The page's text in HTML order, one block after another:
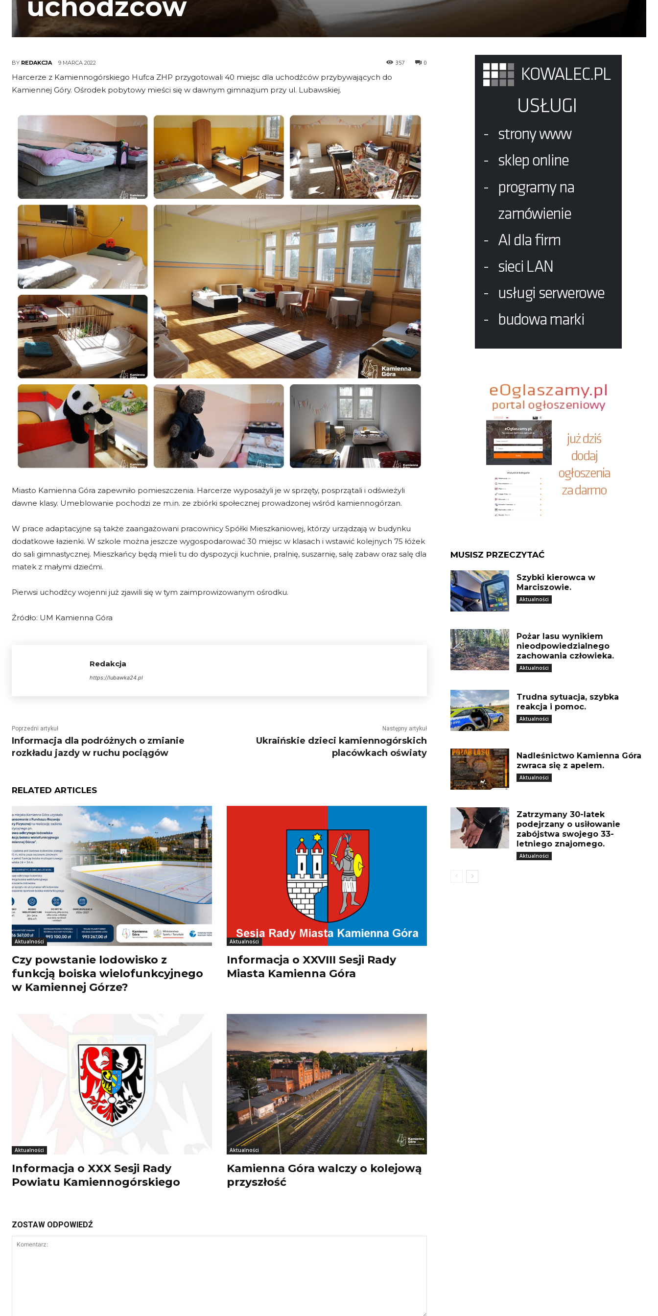
uchodzców
BY REDAKCJA 9 MARCA 2022 0
357
Harcerze z Kamiennogórskiego Hufca ZHP przygotowali 40 miejsc dla uchodźców przybywających do
Kamiennej Góry. Ośrodek pobytowy mieści się w dawnym gimnazjum przy ul. Lubawskiej.
Miasto Kamienna Góra zapewniło pomieszczenia. Harcerze wyposażyli je w sprzęty, posprzątali i odświeżyli
dawne klasy. Umeblowanie pochodzi ze m.in. ze zbiórki społecznej prowadzonej wśród kamiennogórzan.
W prace adaptacyjne są także zaangażowani pracownicy Spółki Mieszkaniowej, którzy urządzają w budynku
dodatkowe łazienki. W szkole można jeszcze wygospodarować 30 miejsc w klasach i wstawić kolejnych 75 łóżek
do sali gimnastycznej. Mieszkańcy będą mieli tu do dyspozycji kuchnie, pralnię, suszarnię, salę zabaw oraz salę dla
matek z małymi dziećmi.
Pierwsi uchodźcy wojenni już zjawili się w tym zaimprowizowanym ośrodku.
Źródło: UM Kamienna Góra
Redakcja
https://lubawka24.pl
Poprzedni artykuł
Informacja dla podróżnych o zmianie
rozkładu jazdy w ruchu pociągów
Następny artykuł
Ukraińskie dzieci kamiennogórskich
placówkach oświaty
RELATED ARTICLES
Aktualności
Czy powstanie lodowisko z
funkcją boiska wielofunkcyjnego
w Kamiennej Górze?
Aktualności
Informacja o XXVIII Sesji Rady
Miasta Kamienna Góra
Aktualności
Informacja o XXX Sesji Rady
Powiatu Kamiennogórskiego
Aktualności
Kamienna Góra walczy o kolejową
przyszłość
ZOSTAW ODPOWIEDŹ
MUSISZ PRZECZYTAĆ
Szybki kierowca w
Marciszowie.
Aktualności
Pożar lasu wynikiem
nieodpowiedzialnego
zachowania człowieka.
Aktualności
Trudna sytuacja, szybka
reakcja i pomoc.
Aktualności
Nadleśnictwo Kamienna Góra
zwraca się z apelem.
Aktualności
Zatrzymany 30-latek
podejrzany o usiłowanie
zabójstwa swojego 33-
letniego znajomego.
Aktualności